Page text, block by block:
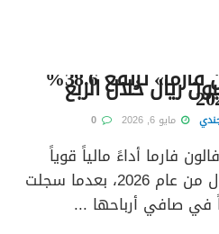
أرباح «أفالون فارما» ترتفع 38.6%مليون ريال خلال الربع
مايو 6, 2026
فارما أداءً مالياً قوياً
خلال الربع الأول من عام 2026، بعدما سجلت
في صافي أرباحها ...